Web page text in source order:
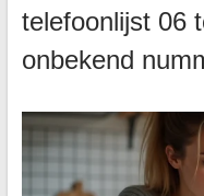
telefoonlijst 06
onbekend